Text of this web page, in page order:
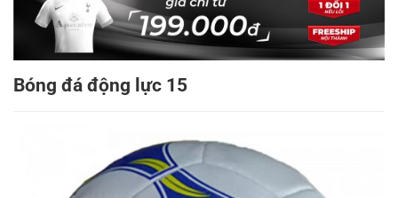
Bóng đá động lực 15